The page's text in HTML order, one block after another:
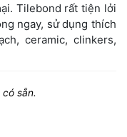
Tilebond rất tiện lởi
ngay, sử dụng thích
ceramic, clinkers,
sẵn.